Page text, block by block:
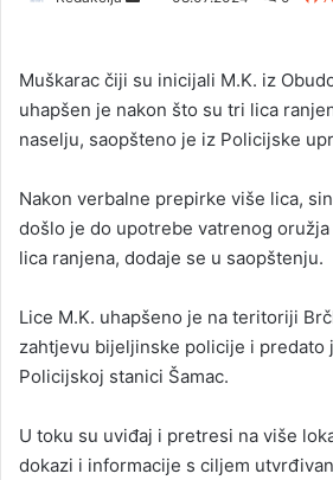
d
a
n
m
a
i
Muškarac čiji su inicijali M.K. iz
uhapšen je nakon što su tri lica
naselju, saopšteno je iz Policijske
Nakon verbalne prepirke više lica,
došlo je do upotrebe vatrenog
lica ranjena, dodaje se u saopštenju.
Lice M.K. uhapšeno je na teritoriji
zahtjevu bijeljinske policije i predato
Policijskoj stanici Šamac.
U toku su uviđaj i pretresi na više
dokazi i informacije s ciljem